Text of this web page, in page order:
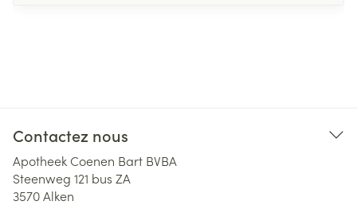
Contactez nous
Apotheek Coenen Bart BVBA
Steenweg 121 bus ZA
3570Alken